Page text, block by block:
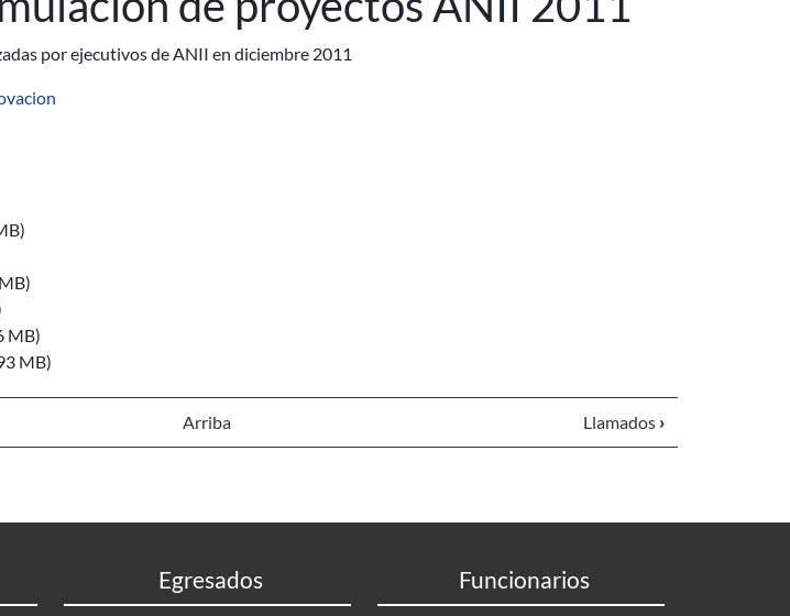
por ejecutivos de ANII en diciembre 2011
MB)
MB)
Arriba Llamados ›
Egresados Funcionarios